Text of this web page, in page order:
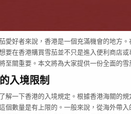
愛好者來說，香港是一個充滿機會的地方
要在香港購買雪茄並不只是進入便利商店
至關重要。本文將為大家提供一份全面的
入境限制
解一下香港的入境規定。根據香港海關的
個數量是有上限的。一般來說，從海外帶